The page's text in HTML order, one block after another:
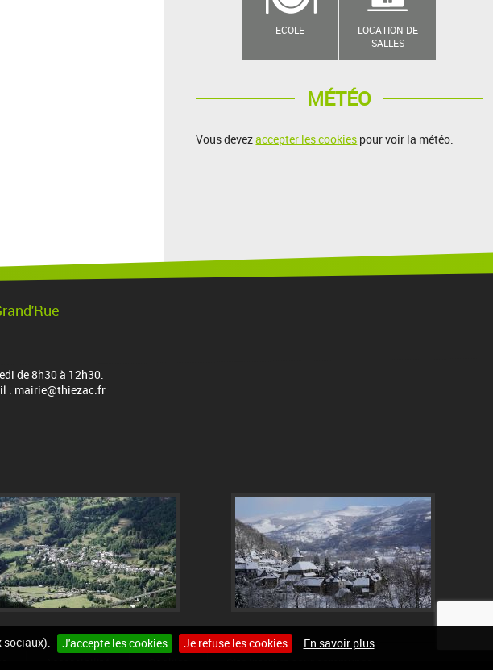
J'accepte les cookies Je refuse les cookies En savoir plus
ECOLE
LOCATION DE
SALLES
MÉTÉO
Vous devezaccepter les cookies pour voir la météo.
de 8h30 à 12h30.
: mairie@thiezac.fr